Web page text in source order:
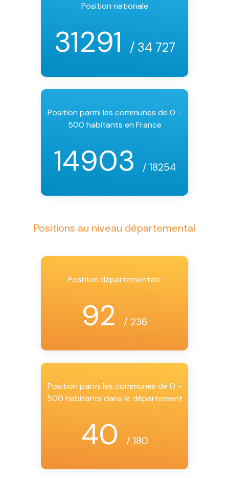
Position nationale
31291 / 34 727
Position parmi les communes de 0 -
500 habitants en France
14903 / 18254
Positions au niveau départemental
Position départementale
92 / 236
Position parmi les communes de 0 -
500 habitants dans le département
40 / 180